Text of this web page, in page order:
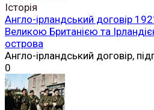
Історія
Англо-ірландський договір
Великою Британією та
острова
Англо-ірландський договір,
0